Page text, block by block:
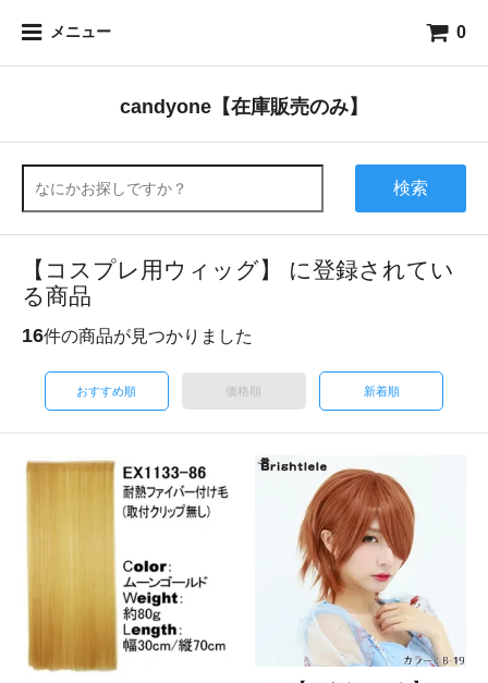
メニュー 0
candyone【在庫販売のみ】
検索
【コスプレ用ウィッグ】 に登録されてい
る商品
16件の商品が見つかりました
おすすめ順 価格順 新着順